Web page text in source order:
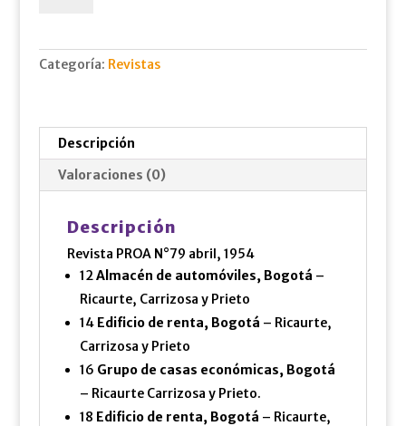
Categoría: Revistas
Descripción
Valoraciones (0)
Descripción
Revista PROA N°79 abril, 1954
12Almacén de automóviles, Bogotá –
Ricaurte, Carrizosa y Prieto
14 Edificio de renta, Bogotá – Ricaurte,
Carrizosa y Prieto
16 Grupo de casas económicas, Bogotá
– Ricaurte Carrizosa y Prieto.
18 Edificio de renta, Bogotá – Ricaurte,